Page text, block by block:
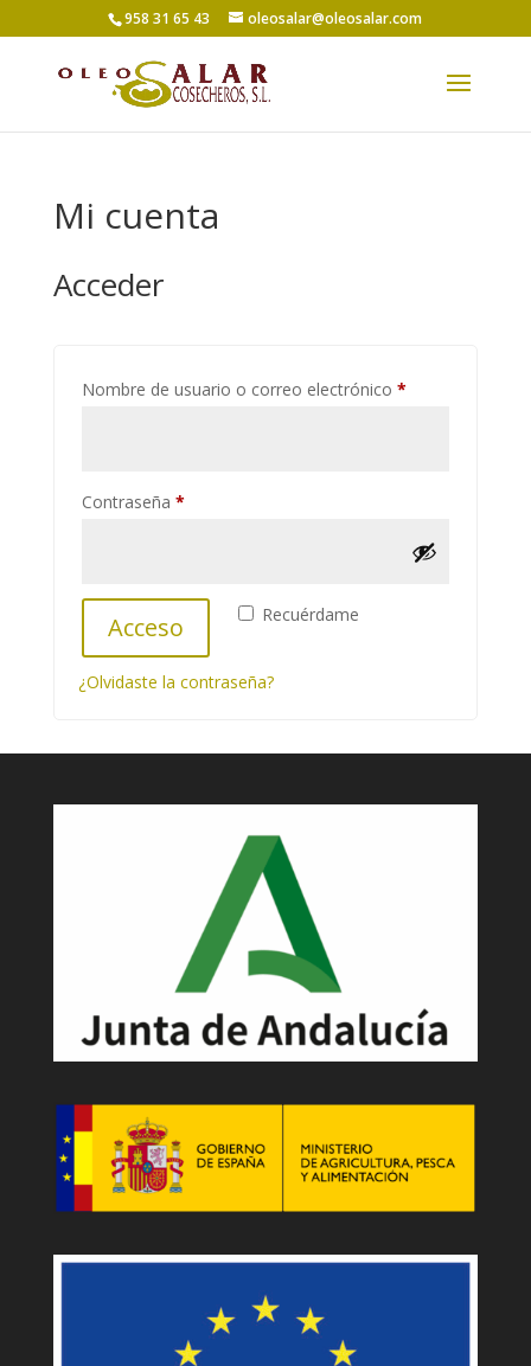
958 31 65 43 oleosalar@oleosalar.com
Mi cuenta
Acceder
Nombre de usuario o correo electrónico *Obligatorio
Contraseña *Obligatorio
Recuérdame
Acceso
¿Olvidaste la contraseña?